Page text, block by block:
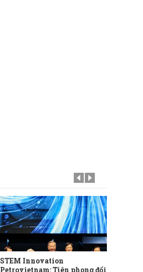
STEM Innovation
Petrovietnam: Tiên phong đổi